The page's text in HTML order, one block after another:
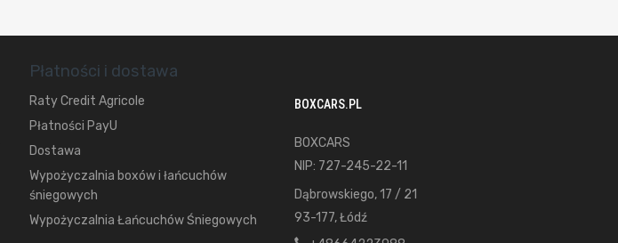
Płatności i dostawa
Raty Credit Agricole
Płatności PayU
Dostawa
Wypożyczalnia boxów i łańcuchów
śniegowych
Wypożyczalnia Łańcuchów Śniegowych
BOXCARS.PL
BOXCARS
NIP: 727-245-22-11
Dąbrowskiego, 17 / 21
93-177, Łódź